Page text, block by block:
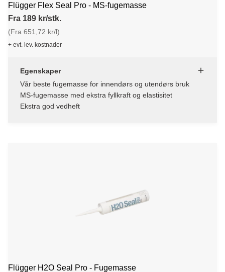
Flügger Flex Seal Pro - MS-fugemasse
Fra 189 kr/stk.
(Fra 651,72 kr/l)
+ evt. lev. kostnader
Egenskaper
Vår beste fugemasse for innendørs og utendørs bruk
MS-fugemasse med ekstra fyllkraft og elastisitet
Ekstra god vedheft
Flügger H2O Seal Pro - Fugemasse